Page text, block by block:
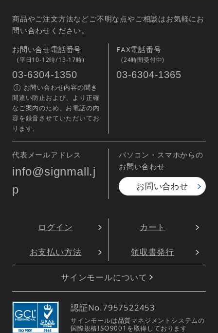
商品やご注文方法などご不明な点やご相談はお気軽にお
問い合わせください。
お問い合せ電話番号
(平日10-12時/13-17時)
03-6304-1350
お問い合わせ内容の聞き
間違い防止および、より正確
なご案内のため、お電話の内
容を録音させていただいてお
ります。
FAX電話番号
(24時間受付中)
03-6304-1365
代表メールアドレス
info@signmall.j
p
パソコン・スマホからの
お問い合わせ
お問い合わせ
ログイン カート
お支払い方法 領収書発行
サインモールについて
認証No.7957522453
サインモールは品質マネジメントシステムの
国際規格ISO9001を取得しております